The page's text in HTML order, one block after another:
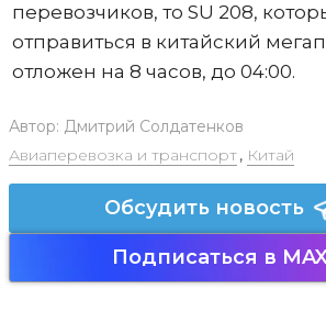
перевозчиков, то SU 208,
отправиться в китайский
отложен на 8 часов, до 04:00.
Автор: Дмитрий Солдатенков
Авиаперевозка и транспорт, Китай
Обсудить новость
Подписаться в